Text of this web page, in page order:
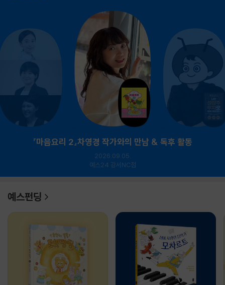
『마음요리 2』차영경 작가와의 만남 & 독후 활동
2026.09.05.
예스24 강서NC점
예스펀딩